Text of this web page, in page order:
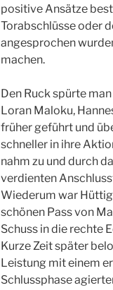
positive Ansätze
Torabschlüsse oder
angesprochen
machen.
Den Ruck spürte
Loran Maloku,
früher geführt und
schneller in ihre
nahm zu und durch
verdienten
Wiederum war
schönen Pass von
Schuss in die rechte
Kurze Zeit später
Leistung mit einem
Schlussphase